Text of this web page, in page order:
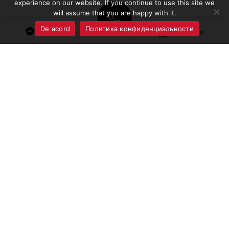
Messenger Whatsapp
experience on our website. If you continue to use this site we
will assume that you are happy with it.
De acord
Политика конфиденциальности